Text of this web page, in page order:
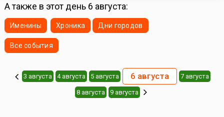
представлений и более 2...
А также в этот день 6 августа:
Именины Хроника Дни городов
Все события
3 августа 4 августа 5 августа 6 августа 7 августа
8 августа 9 августа